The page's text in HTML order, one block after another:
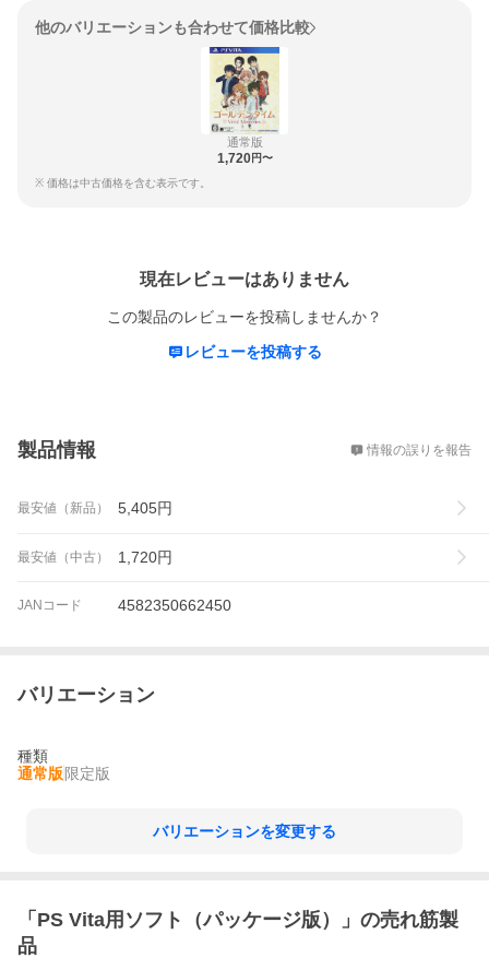
他のバリエーションも合わせて価格比較
通常版
1,720円〜
※ 価格は中古価格を含む表示です。
現在レビューはありません
この製品のレビューを投稿しませんか？
レビューを投稿する
製品情報 情報の誤りを報告
最安値（新品） 5,405円
最安値（中古） 1,720円
JANコード 4582350662450
バリエーション
種類
通常版 限定版
バリエーションを変更する
「 PS Vita用ソフト（パッケージ版）
」の売れ筋製
品